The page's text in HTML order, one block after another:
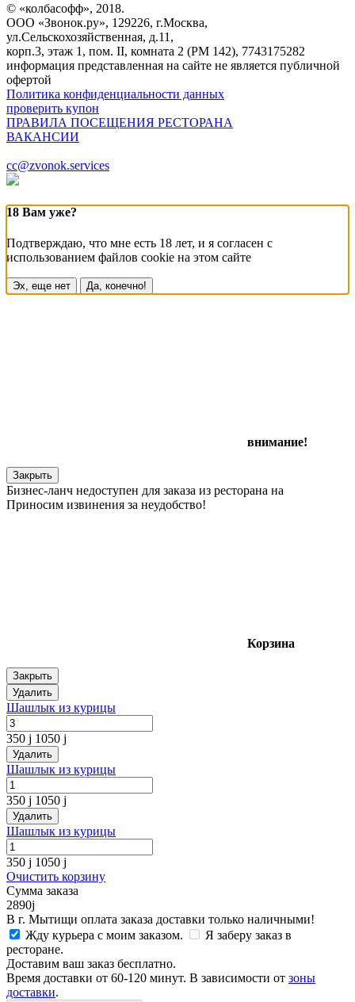
© «колбасофф», 2018.
ООО «Звонок.ру», 129226, г.Москва,
ул.Сельскохозяйственная, д.11,
корп.3, этаж 1, пом. II, комната 2 (РМ 142), 7743175282
информация представленная на сайте не является публичной
офертой
Политика конфиденциальности данных
проверить купон
ПРАВИЛА ПОСЕЩЕНИЯ РЕСТОРАНА
ВАКАНСИИ
cc@zvonok.services
18 Вам уже?
Подтверждаю, что мне есть 18 лет, и я согласен с
использованием файлов cookie на этом сайте
Эх, еще нет Да, конечно!
внимание!
Закрыть
Бизнес-ланч недоступен для заказа из ресторана на
Приносим извинения за неудобство!
Корзина
Закрыть
Удалить
Шашлык из курицы
350 j 1050 j
Удалить
Шашлык из курицы
350 j 1050 j
Удалить
Шашлык из курицы
350 j 1050 j
Очистить корзину
Сумма заказа
2890j
В г. Мытищи оплата заказа доставки только наличными!
Жду курьера с моим заказом.
Я заберу заказ в
ресторане.
Доставим ваш заказ бесплатно.
Время доставки от 60-120 минут. В зависимости от зоны
доставки.